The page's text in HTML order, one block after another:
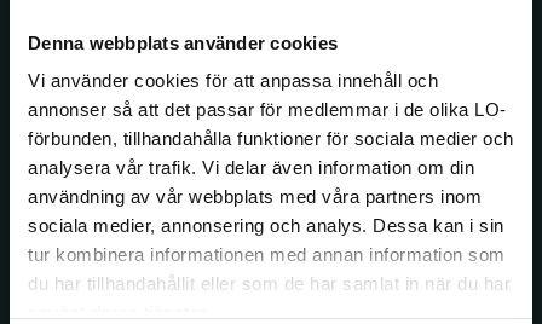
Denna webbplats använder cookies
Vi använder cookies för att anpassa innehåll och
annonser så att det passar för medlemmar i de olika LO-
förbunden, tillhandahålla funktioner för sociala medier och
analysera vår trafik. Vi delar även information om din
användning av vår webbplats med våra partners inom
sociala medier, annonsering och analys. Dessa kan i sin
tur kombinera informationen med annan information som
du har tillhandahållit eller som de har samlat in när du har